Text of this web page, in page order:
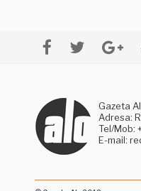
Gazeta
Adresa:
Tel/Mob:
E-mail: